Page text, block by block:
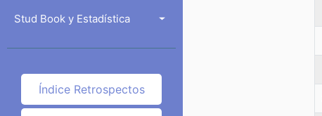
Stud Book y Estadística
Índice Retrospectos